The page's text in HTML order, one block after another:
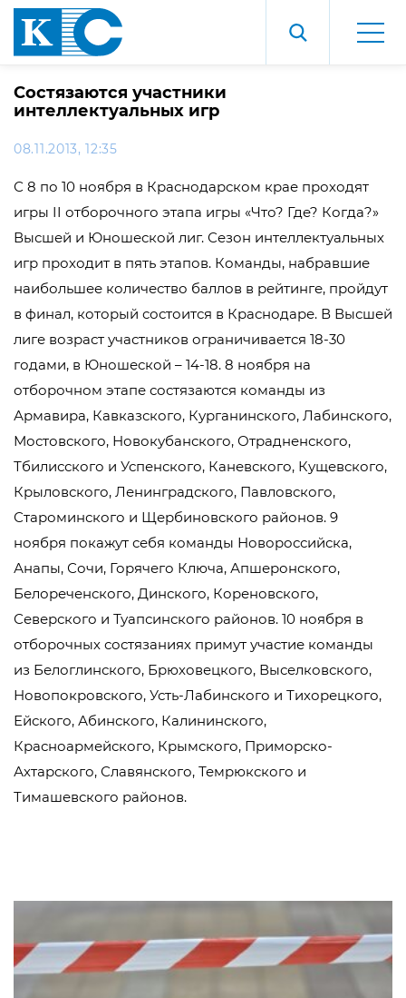
Состязаются участники
интеллектуальных игр
08.11.2013, 12:35
С 8 по 10 ноября в Краснодарском крае проходят
игры II отборочного этапа игры «Что? Где? Когда?»
Высшей и Юношеской лиг. Сезон интеллектуальных
игр проходит в пять этапов. Команды, набравшие
наибольшее количество баллов в рейтинге, пройдут
в финал, который состоится в Краснодаре. В Высшей
лиге возраст участников ограничивается 18-30
годами, в Юношеской – 14-18. 8 ноября на
отборочном этапе состязаются команды из
Армавира, Кавказского, Курганинского, Лабинского,
Мостовского, Новокубанского, Отрадненского,
Тбилисского и Успенского, Каневского, Кущевского,
Крыловского, Ленинградского, Павловского,
Староминского и Щербиновского районов. 9
ноября покажут себя команды Новороссийска,
Анапы, Сочи, Горячего Ключа, Апшеронского,
Белореченского, Динского, Кореновского,
Северского и Туапсинского районов. 10 ноября в
отборочных состязаниях примут участие команды
из Белоглинского, Брюховецкого, Выселковского,
Новопокровского, Усть-Лабинского и Тихорецкого,
Ейского, Абинского, Калининского,
Красноармейского, Крымского, Приморско-
Ахтарского, Славянского, Темрюкского и
Тимашевского районов.